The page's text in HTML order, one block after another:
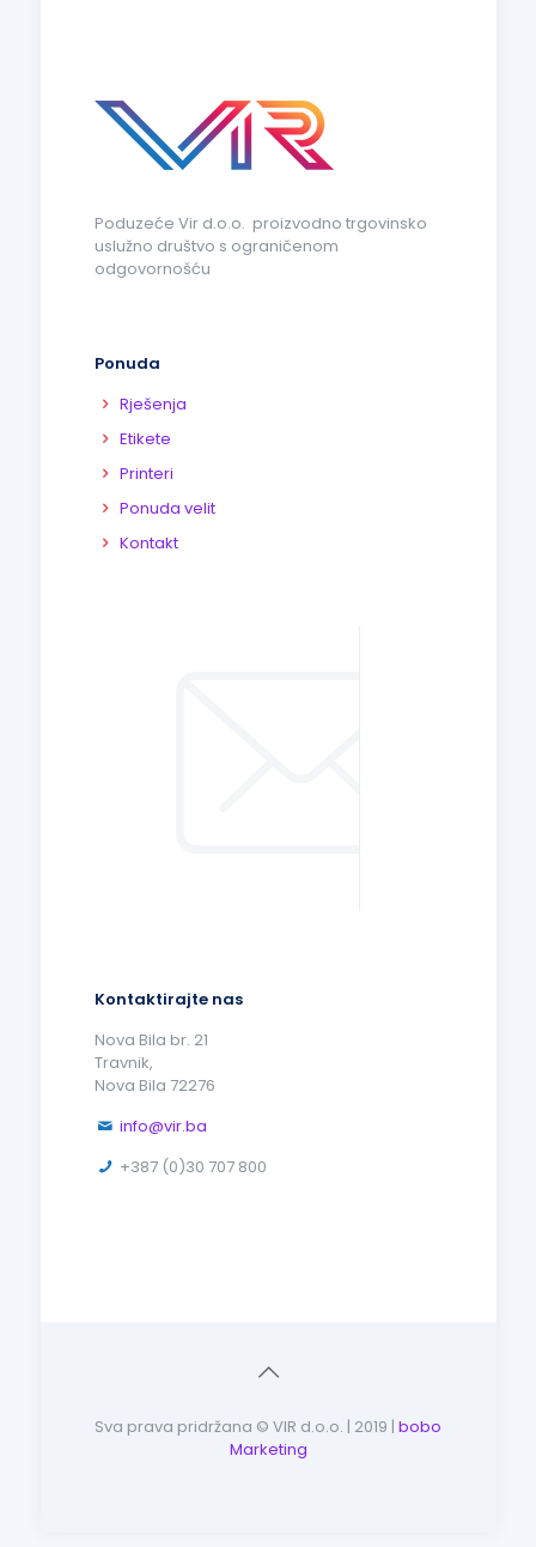
Poduzeće Vir d.o.o. proizvodno trgovinsko
uslužno društvo s ograničenom
odgovornošću
Ponuda
Rješenja
Etikete
Printeri
Ponuda velit
Kontakt
Kontaktirajte nas
Nova Bila br. 21
Travnik,
Nova Bila 72276
info@vir.ba
+387 (0)30 707 800
Sva prava pridržana © VIR d.o.o. | 2019 | bobo
Marketing